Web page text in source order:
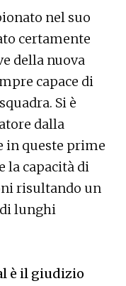
nel suo
certamente
della nuova
capace di
Si è
dalla
in queste prime
la capacità di
risultando un
lunghi
è il giudizio